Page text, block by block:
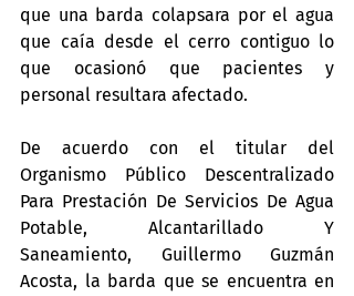
que una barda colapsara por el agua
que caía desde el cerro contiguo lo
que ocasionó que pacientes y
personal resultara afectado.
De acuerdo con el titular del
Organismo Público Descentralizado
Para Prestación De Servicios De Agua
Potable, Alcantarillado Y
Saneamiento, Guillermo Guzmán
Acosta, la barda que se encuentra en